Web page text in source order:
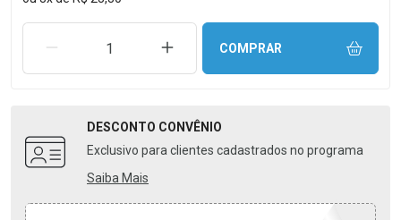
REMOVER UMA UNIDADEAUMENTAR UMA UNIDADE
COMPRAR
DESCONTO CONVÊNIO
Exclusivo para clientes cadastrados no programa
Saiba Mais